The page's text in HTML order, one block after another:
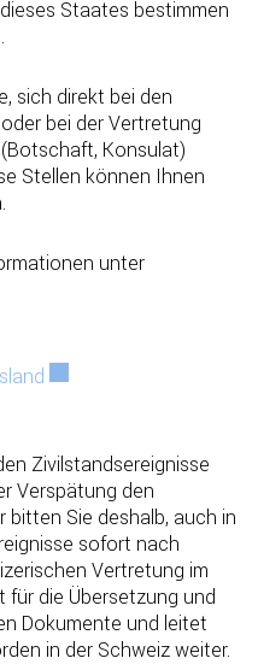
Staates bestimmen
sich direkt bei den
bei der Vertretung
Konsulat)
Stellen können Ihnen
unter
Externer Link wird in
Zivilstandsereignisse
Verspätung den
bitten Sie deshalb, auch in
sofort nach
Vertretung im
für die Übersetzung und
Dokumente und leitet
in der Schweiz weiter.